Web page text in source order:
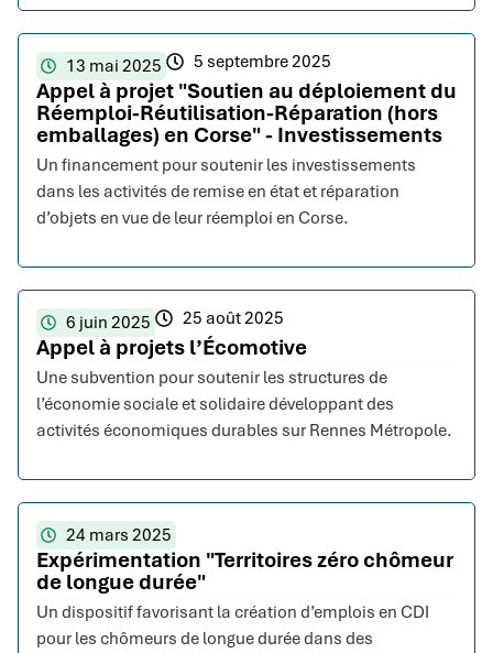
13 mai 2025 5 septembre 2025
Appel à projet "Soutien au déploiement du
Réemploi-Réutilisation-Réparation (hors
emballages) en Corse" - Investissements
Un financement pour soutenir les investissements
dans les activités de remise en état et réparation
d’objets en vue de leur réemploi en Corse.
6 juin 2025 25 août 2025
Appel à projets l’Écomotive
Une subvention pour soutenir les structures de
l’économie sociale et solidaire développant des
activités économiques durables sur Rennes Métropole.
24 mars 2025
Expérimentation "Territoires zéro chômeur
de longue durée"
Un dispositif favorisant la création d’emplois en CDI
pour les chômeurs de longue durée dans des